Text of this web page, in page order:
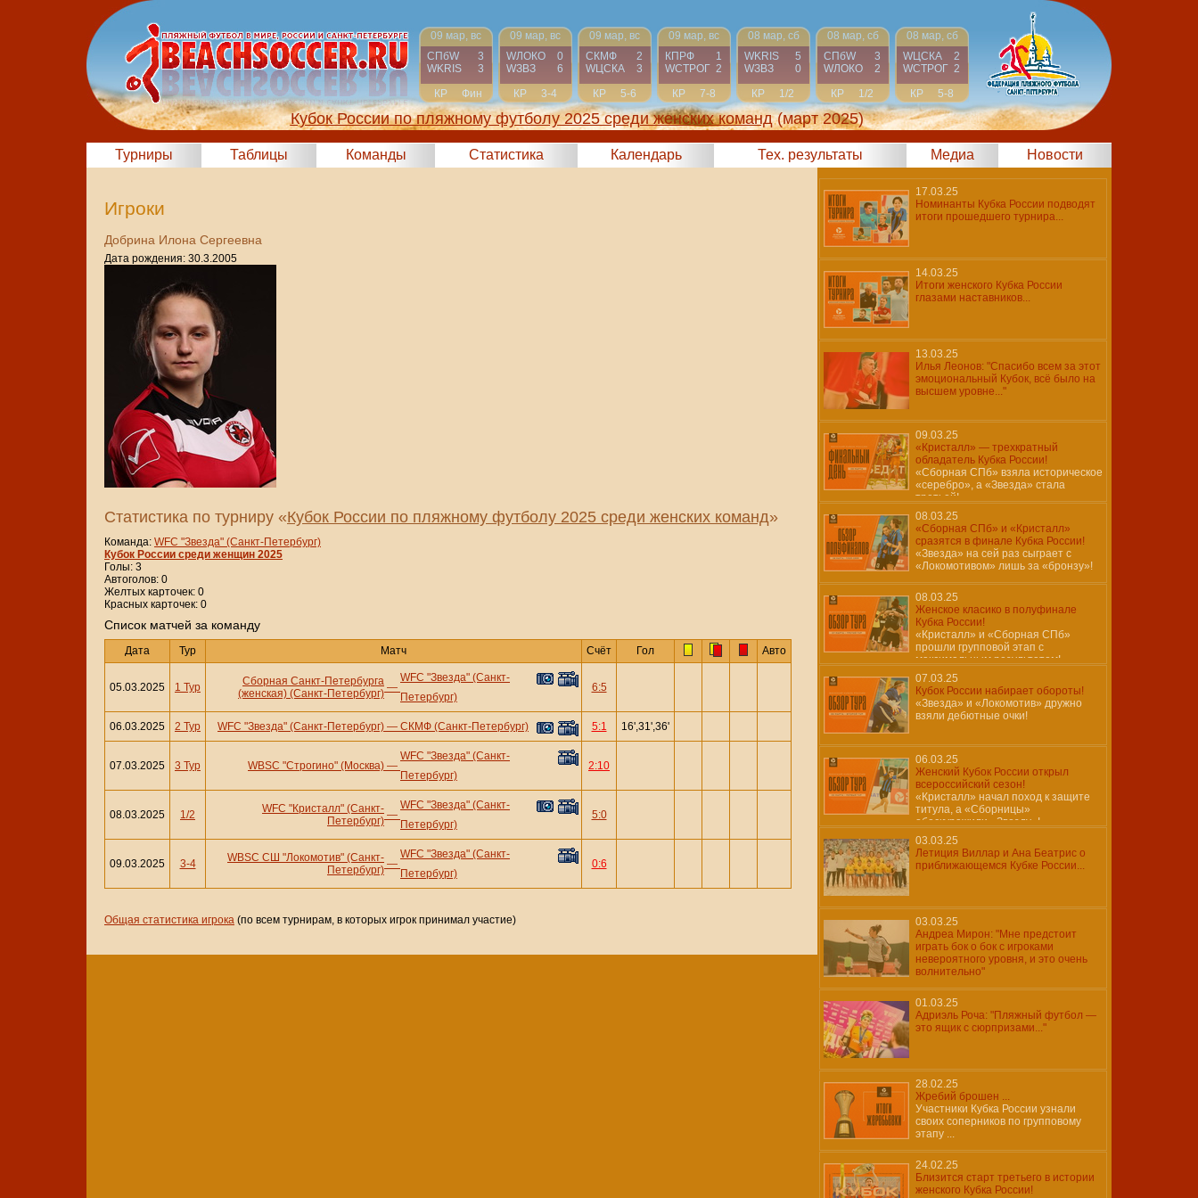
09 мар, вс
СПбW
3
WKRIS
3
КР
Фин
09 мар, вс
WЛОКО
0
WЗВЗ
6
КР
3-4
09 мар, вс
СКМФ
2
WЦСКА
3
КР
5-6
09 мар, вс
КПРФ
1
WCТРОГ 2
КР
7-8
08 мар, сб
WKRIS
5
WЗВЗ
0
КР
1/2
08 мар, сб
СПбW
3
WЛОКО
2
КР
1/2
08 мар, сб
WЦСКА
2
WCТРОГ 2
КР
5-8
Кубок России по пляжному футболу 2025 среди женских команд (март 2025)
Турниры Таблицы Команды Статистика Календарь Тех. результаты Медиа Новости
Игроки
Добрина Илона Сергеевна
Дата рождения: 30.3.2005
Статистика по турниру «Кубок России по пляжному футболу 2025 среди женских команд»
Команда: WFC "Звезда" (Санкт-Петербург)
Кубок России среди женщин 2025
Голы: 3
Автоголов: 0
Желтых карточек: 0
Красных карточек: 0
Cписок матчей за команду
Дата Тур Матч Счёт Гол Авто
05.03.2025 1 Тур
Сборная Санкт-Петербурга
(женская) (Санкт-Петербург) —
WFC "Звезда" (Санкт-
Петербург)
6:5
06.03.2025 2 Тур WFC "Звезда" (Санкт-Петербург) — СКМФ (Санкт-Петербург) 5:1 16',31',36'
07.03.2025 3 Тур WBSC "Строгино" (Москва) —
WFC "Звезда" (Санкт-
Петербург)
2:10
08.03.2025 1/2
WFC "Кристалл" (Санкт-
Петербург) —
WFC "Звезда" (Санкт-
Петербург)
5:0
09.03.2025 3-4
WBSC СШ "Локомотив" (Санкт-
Петербург) —
WFC "Звезда" (Санкт-
Петербург)
0:6
Общая статистика игрока (по всем турнирам, в которых игрок принимал участие)
17.03.25
Номинанты Кубка России подводят
итоги прошедшего турнира...
14.03.25
Итоги женского Кубка России
глазами наставников...
13.03.25
Илья Леонов: "Спасибо всем за этот
эмоциональный Кубок, всё было на
высшем уровне..."
09.03.25
«Кристалл» — трехкратный
обладатель Кубка России!
«Сборная СПб» взяла историческое
«серебро», а «Звезда» стала
третьей!
08.03.25
«Сборная СПб» и «Кристалл»
сразятся в финале Кубка России!
«Звезда» на сей раз сыграет с
«Локомотивом» лишь за «бронзу»!
08.03.25
Женское класико в полуфинале
Кубка России!
«Кристалл» и «Сборная СПб»
прошли групповой этап с
максимальным результатом!
07.03.25
Кубок России набирает обороты!
«Звезда» и «Локомотив» дружно
взяли дебютные очки!
06.03.25
Женский Кубок России открыл
всероссийский сезон!
«Кристалл» начал поход к защите
титула, а «Сборницы»
обескуражили «Звезду»!
03.03.25
Летиция Виллар и Ана Беатрис о
приближающемся Кубке России...
03.03.25
Андреа Мирон: "Мне предстоит
играть бок о бок с игроками
невероятного уровня, и это очень
волнительно"
01.03.25
Адриэль Роча: "Пляжный футбол —
это ящик с сюрпризами..."
28.02.25
Жребий брошен ...
Участники Кубка России узнали
своих соперников по групповому
этапу ...
24.02.25
Близится старт третьего в истории
женского Кубка России!